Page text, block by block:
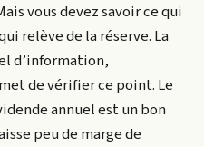
vous devez savoir ce qui
relève de la réserve. La
d’information,
de vérifier ce point. Le
annuel est un bon
peu de marge de